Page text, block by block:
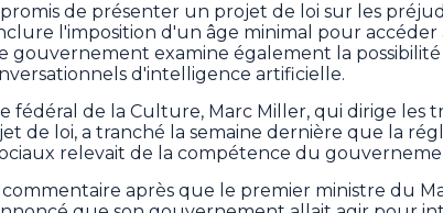
de présenter un projet de loi sur les
l'imposition d'un âge minimal pour accéder
gouvernement examine également la
d'intelligence artificielle.
fédéral de la Culture, Marc Miller, qui dirige les
de loi, a tranché la semaine dernière que la
relevait de la compétence du
commentaire après que le premier ministre du